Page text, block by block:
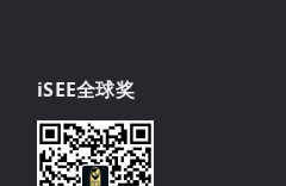
iSEE全球奖